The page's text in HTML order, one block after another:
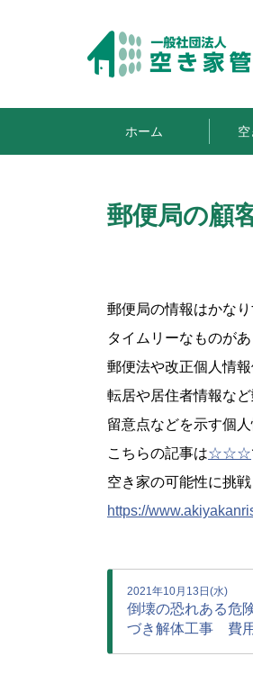
ホーム
郵便局の顧
郵便局の情報はかな
タイムリーなものがあ
郵便法や改正個人情
転居や居住者情報な
留意点などを示す個
こちらの記事は☆☆☆
空き家の可能性に挑戦
https://
2021年10月13日(水)
倒壊の恐れある危
づき解体工事 費